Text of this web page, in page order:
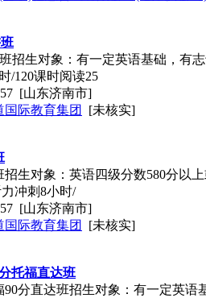
招生对象：有一定英语基础，有
/120课时阅读25
[山东济南市]
国际教育集团
[未核实]
招生对象：英语四级分数580分以
冲刺8小时/
[山东济南市]
国际教育集团
[未核实]
托福直达班
90分直达班招生对象：有一定英